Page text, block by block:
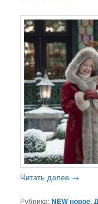
Читать далее →
Рубрика:NEW новое,